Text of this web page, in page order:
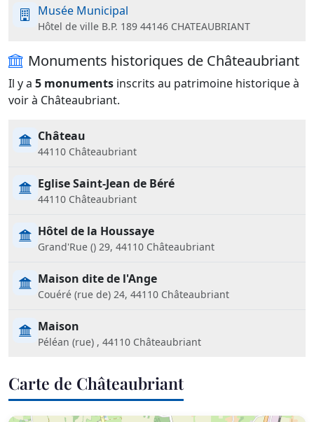
Musée Municipal
Hôtel de ville B.P. 189 44146 CHATEAUBRIANT
Monuments historiques de Châteaubriant
Il y a 5 monuments inscrits au patrimoine historique à
voir à Châteaubriant.
Château
44110 Châteaubriant
Eglise Saint-Jean de Béré
44110 Châteaubriant
Hôtel de la Houssaye
Grand'Rue () 29, 44110 Châteaubriant
Maison dite de l'Ange
Couéré (rue de) 24, 44110 Châteaubriant
Maison
Péléan (rue) , 44110 Châteaubriant
Carte de Châteaubriant